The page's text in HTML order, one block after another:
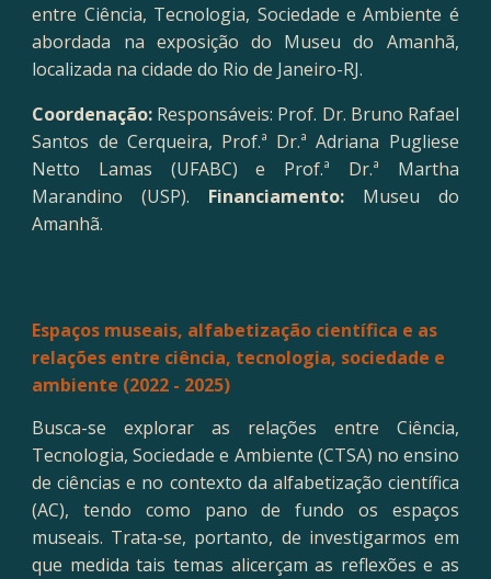
entre Ciência, Tecnologia, Sociedade e Ambiente é
abordada na exposição do Museu do Amanhã,
localizada na cidade do Rio de Janeiro-RJ.
Coordenação: Responsáveis: Prof. Dr. Bruno Rafael
Santos de Cerqueira, Prof.ª Dr.ª Adriana Pugliese
Netto Lamas (UFABC) e Prof.ª Dr.ª Martha
Marandino (USP). Financiamento:
Museu do
Amanhã.
Espaços museais, alfabetização científica e as
relações entre ciência, tecnologia, sociedade e
ambiente (2022 - 2025)
Busca-se explorar as relações entre Ciência,
Tecnologia, Sociedade e Ambiente (CTSA) no ensino
de ciências e no contexto da alfabetização científica
(AC), tendo como pano de fundo os espaços
museais. Trata-se, portanto, de investigarmos em
que medida tais temas alicerçam as reflexões e as